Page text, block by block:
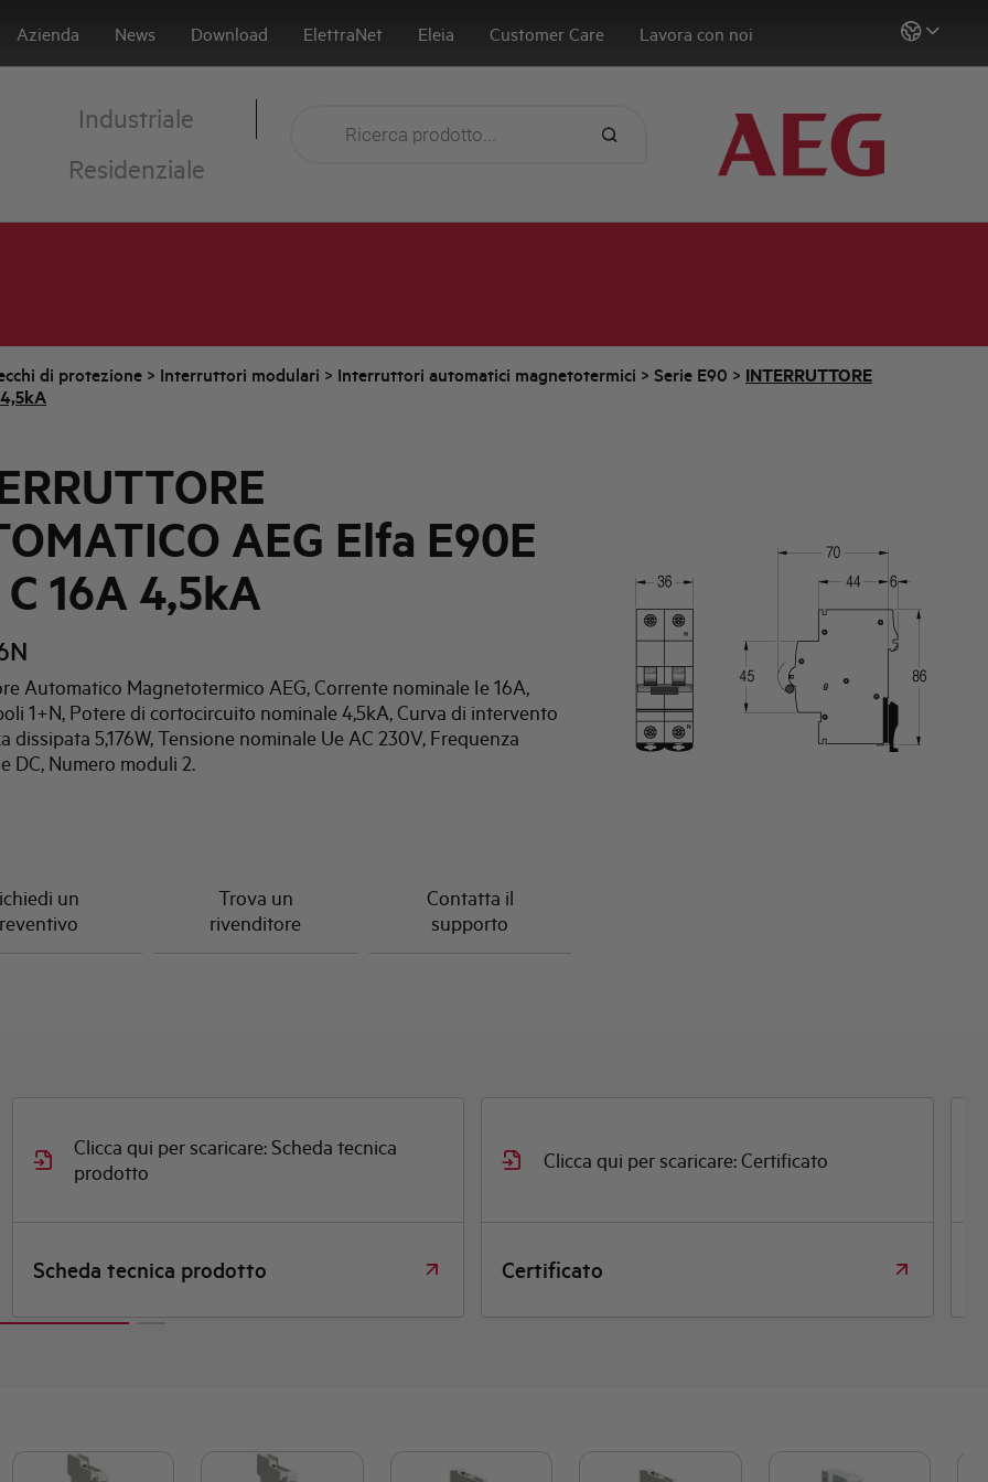
Azienda News Download ElettraNet Eleia Customer Care Lavora con noi
Industriale
Residenziale
di protezione > Interruttori modulari > Interruttori automatici magnetotermici > Serie E90 > INTERRUTTORE
AEG Elfa E90E
16A 4,5kA
Automatico Magnetotermico AEG, Corrente nominale Ie 16A,
1+N, Potere di cortocircuito nominale 4,5kA, Curva di intervento
dissipata 5,176W, Tensione nominale Ue AC 230V, Frequenza
DC, Numero moduli 2.
un
Trova un
rivenditore
Contatta il
supporto
Clicca qui per scaricare: Scheda tecnica
prodotto
Scheda tecnica prodotto
Clicca qui per scaricare: Certificato
Certificato